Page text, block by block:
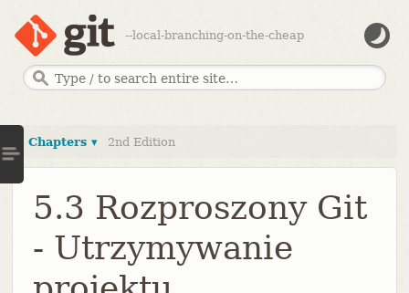
--local-branching-on-the-cheap
Chapters ▾ 2nd Edition
5.3 Rozproszony Git
- Utrzymywanie